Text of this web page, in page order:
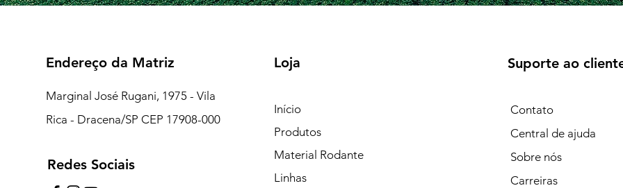
Endereço da Matriz
Marginal José Rugani, 1975 - Vila
Rica - Dracena/SP CEP 17908-000
Redes Sociais
Loja
Início
Produtos
Material Rodante
Linhas
Suporte ao
Contato
Central de ajuda
Sobre nós
Carreiras